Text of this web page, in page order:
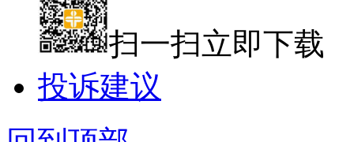
扫一扫立即下载
投诉建议